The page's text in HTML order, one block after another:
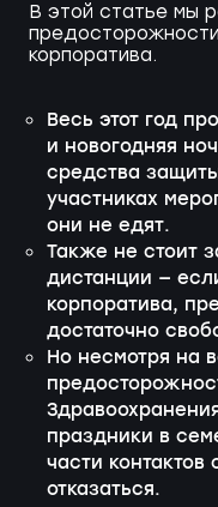
В этой статье мы
корпоратива.
Весь этот год
и новогодняя
средства
участниках
они не едят.
Также не стоит
дистанции —
корпоратива,
достаточно
Но несмотря на
праздники в
части
отказаться.